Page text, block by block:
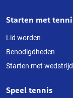
Starten met
Lid worden
Benodigdheden
Starten met
Speel tennis